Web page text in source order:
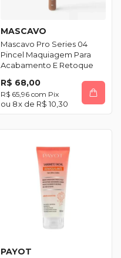
MASCAVO
Mascavo Pro Series 04
Pincel Maquiagem Para
Acabamento E Retoque
R$ 68,00
R$ 65,96 com Pix
8x de R$ 10,30
PAYOT